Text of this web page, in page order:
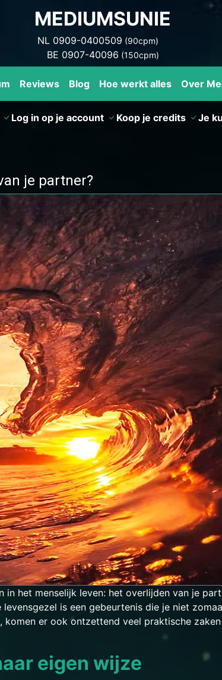
MEDIUMSUNIE
NL 0909-0400509 (90cpm)
BE 0907-40096 (150cpm)
Reviews Blog Hoe werkt alles Over
Log in op je account Koop je credits Je
je partner?
in het menselijk leven: het overlijden van je
is een gebeurtenis die je niet
er ook ontzettend veel praktische
eigen wijze